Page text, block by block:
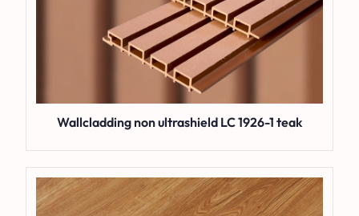
Wallcladding non ultrashield LC 1926-1 teak